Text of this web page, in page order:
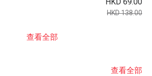
HKD 138.00
查看全部
查看全部